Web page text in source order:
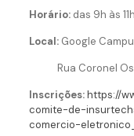
Horário:das 9h às
Local:Google
Rua Coronel
Inscrições:https://
comite-de-
comercio-